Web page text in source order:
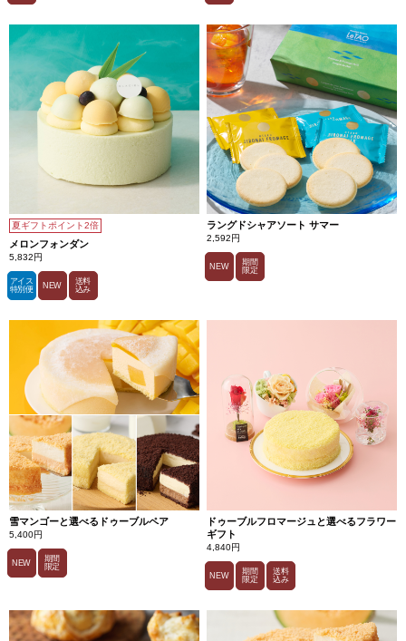
夏ギフトポイント2倍
メロンフォンダン
5,832円
アイス
特別便
NEW
送料
込み
ラングドシャアソート サマー
2,592円
NEW
期間
限定
雪マンゴーと選べるドゥーブルペア
5,400円
NEW
期間
限定
ドゥーブルフロマージュと選べるフラワー
ギフト
4,840円
NEW
期間
限定
送料
込み